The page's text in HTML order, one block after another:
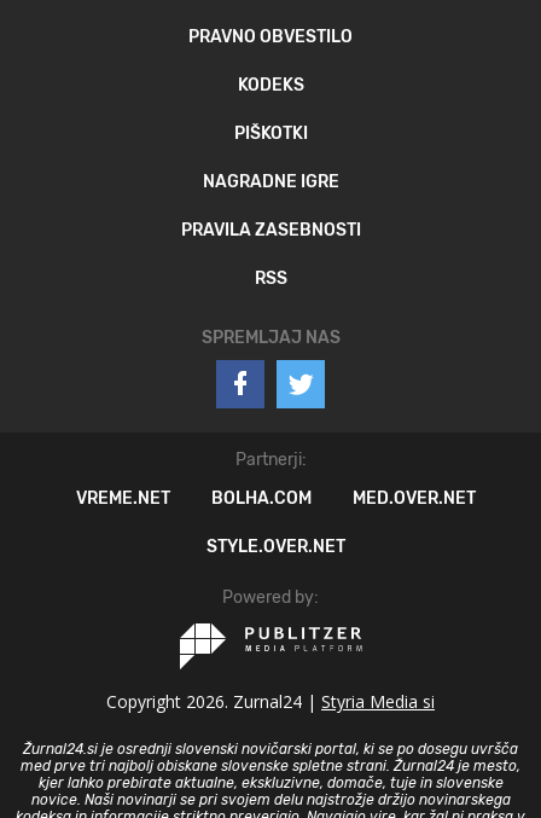
PRAVNO OBVESTILO
KODEKS
PIŠKOTKI
NAGRADNE IGRE
PRAVILA ZASEBNOSTI
RSS
SPREMLJAJ NAS
Partnerji:
VREME.NET
BOLHA.COM MED.OVER.NET
STYLE.OVER.NET
Powered by:
Copyright 2026. Zurnal24 | Styria Media si
Žurnal24.si je osrednji slovenski novičarski portal, ki se po dosegu uvršča
med prve tri najbolj obiskane slovenske spletne strani. Žurnal24 je mesto,
kjer lahko prebirate aktualne, ekskluzivne, domače, tuje in slovenske
novice. Naši novinarji se pri svojem delu najstrožje držijo novinarskega